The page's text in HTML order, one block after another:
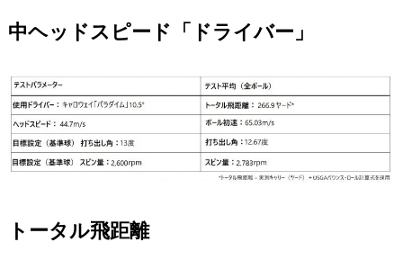
中ヘッドスピード「ドライバー」
トータル飛距離